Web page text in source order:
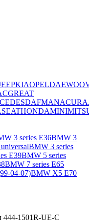
KIAOPELDAEWOO
GREAT
DAFMANACURA
SEATHONDAMINI
3 series E36BMW 3
BMW 3 series
E39BMW 5 series
BMW 7 series E65
04-07)BMW X5 E70
444-1501R-UE-C